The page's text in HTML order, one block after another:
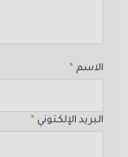
الاسم *
البريد الإلكتوني *